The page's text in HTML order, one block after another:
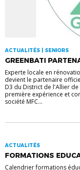
ACTUALITÉS | SENIORS
GREENBATI
Experte locale en
devient le partenaire
D3 du District de l'Allier
première expérience et
société MFC...
ACTUALITÉS
FORMATIONS
Calendrier formations